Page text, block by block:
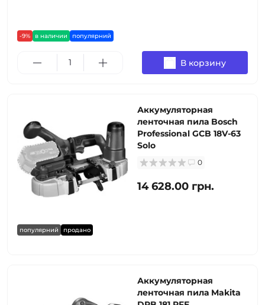
-9% в наличии популярний
В корзину
популярний продано
Аккумуляторная
ленточная пила Bosch
Professional GCB 18V-63
Solo
0
14 628.00 грн.
Аккумуляторная
ленточная пила Makita